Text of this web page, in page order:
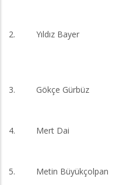
2.
3. Gökçe Gürbüz
4. Mert Dai
5. Metin Büyükçolpan